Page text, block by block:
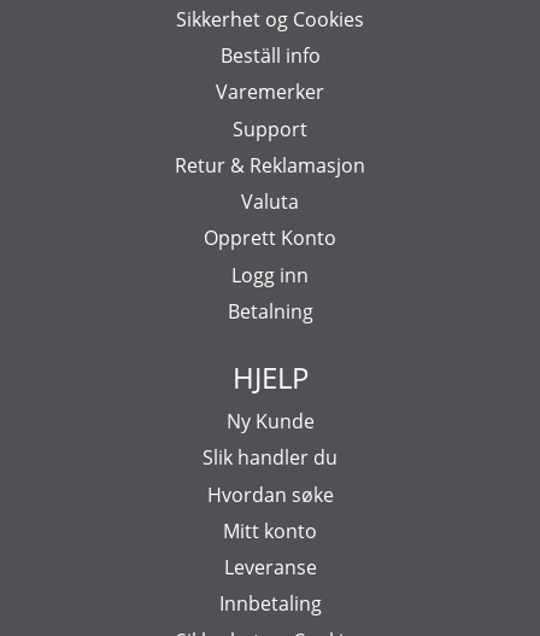
Sikkerhet og Cookies
Beställ info
Varemerker
Support
Retur & Reklamasjon
Valuta
Opprett Konto
Logg inn
Betalning
HJELP
Ny Kunde
Slik handler du
Hvordan søke
Mitt konto
Leveranse
Innbetaling